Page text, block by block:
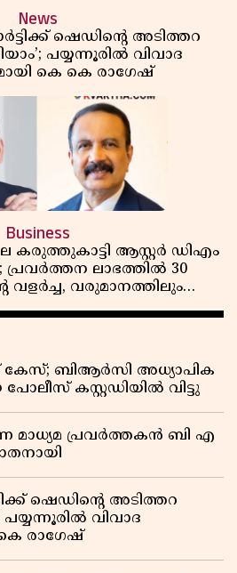
News
ഷെഡിൻ്റെ അടിത്തറ
പയ്യന്നൂരിൽ വിവാദ
കെ കെ രാഗേഷ്
Business
കരുത്തുകാട്ടി ആസ്റ്റർ ഡിഎം
പ്രവർത്തന ലാഭത്തിൽ 30
വളർച്ച, വരുമാനത്തിലും
പുറത്ത്
കേസ്; ബിആർസി അധ്യാപിക
കസ്റ്റഡിയിൽ വിട്ടു
മാധ്യമ പ്രവർത്തകൻ ബി എ
ഷെഡിൻ്റെ അടിത്തറ
പയ്യന്നൂരിൽ വിവാദ
രാഗേഷ്